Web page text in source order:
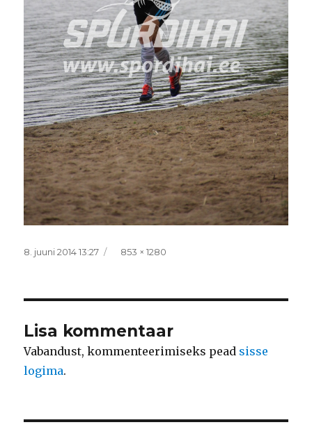
Postitatud
8. juuni 2014 13:27 Täissuurus
853 × 1280
Lisa kommentaar
Vabandust, kommenteerimiseks pead sisse
logima.